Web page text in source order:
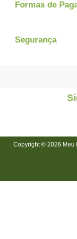
Formas de
Segurança
Copyright © 2026 Meu